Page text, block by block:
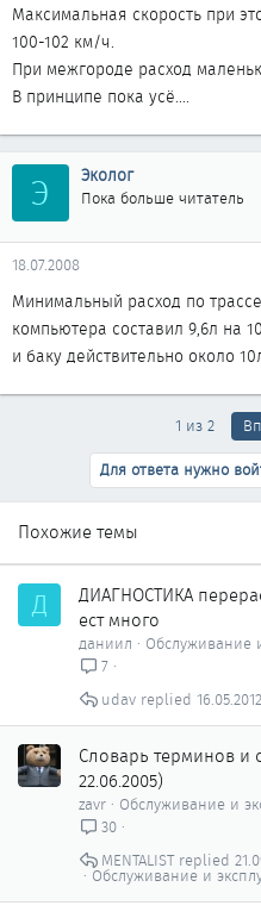
Максимальная скорость при
100-102 км/ч.
При межгороде расход
В принципе пока усё....
Э Эколог
Пока больше читатель
18.07.2008
Минимальный расход по
компьютера составил 9,6л на
и баку действительно около
1 из 2
Для ответа нужно
Похожие темы
Д
ДИАГНОСТИКА
ест много
даниил
Обслуживание
7
16.05.2012
udav
Словарь терминов и
22.06.2005)
zavr
Обслуживание и
30
Обслуживание и
MENTALIST